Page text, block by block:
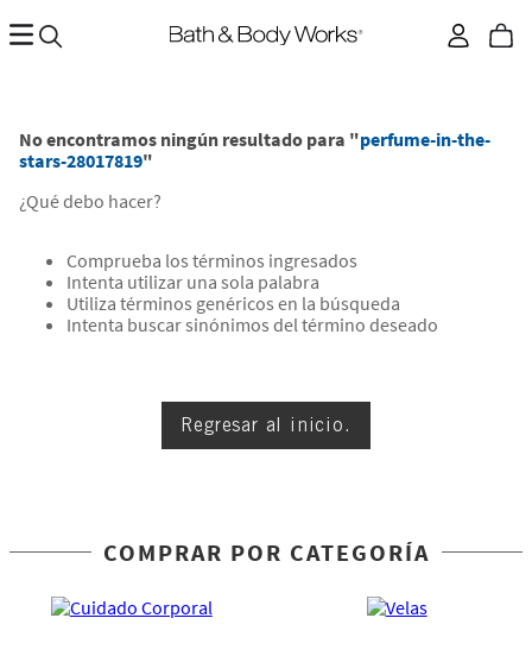
No encontramos ningún resultado para "perfume-in-the-
stars-28017819"
¿Qué debo hacer?
Comprueba los términos ingresados
Intenta utilizar una sola palabra
Utiliza términos genéricos en la búsqueda
Intenta buscar sinónimos del término deseado
Regresar al inicio.
COMPRAR POR CATEGORÍA